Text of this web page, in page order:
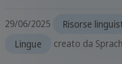
29/06/2025 Risorse
Lingue
creato da